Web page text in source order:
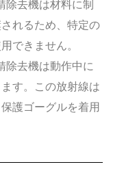
除去機は材料に制
れるため、特定の
できません。
除去機は動作中に
す。この放射線は
護ゴーグルを着用